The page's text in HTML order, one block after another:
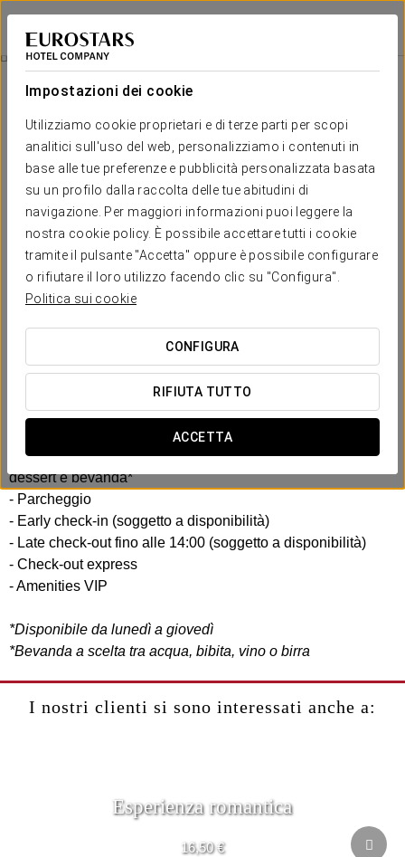
Impostazioni dei cookie
Utilizziamo cookie proprietari e di terze parti per scopi
analitici sull'uso del web, personalizziamo i contenuti in
base alle tue preferenze e pubblicità personalizzata basata
su un profilo dalla raccolta delle tue abitudini di
navigazione. Per maggiori informazioni puoi leggere la
nostra cookie policy. È possibile accettare tutti i cookie
tramite il pulsante "Accetta" oppure è possibile configurare
o rifiutare il loro utilizzo facendo clic su "Configura".
Politica sui cookie
CONFIGURA
RIFIUTA TUTTO
ACCETTA
Exe Boston
SARAGOZZA
Esperienza Business Senza Preoccupazioni
25 € a persona al giorno
Esperienza business senza
preoccupazioni
Orari flessibili, cena e parcheggio inclusi: tutto pensato per
adattarsi ai tuoi impegni.
- Cena nella caffetteria dell’hotel: antipasto, primo piatto,
dessert e bevanda*
- Parcheggio
- Early check-in (soggetto a disponibilità)
- Late check-out fino alle 14:00 (soggetto a disponibilità)
- Check-out express
- Amenities VIP
*Disponibile da lunedì a giovedì
*Bevanda a scelta tra acqua, bibita, vino o birra
I nostri clienti si sono interessati anche a:
Esperienza romantica
16,50 €